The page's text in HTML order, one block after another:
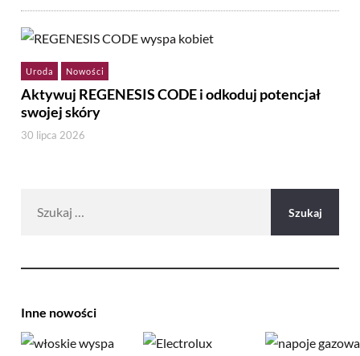
Uroda Nowości
Aktywuj REGENESIS CODE i odkoduj potencjał
swojej skóry
30 lipca 2026
Inne nowości